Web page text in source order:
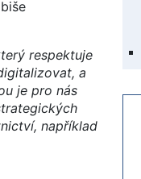
respektuje
a
je pro nás
například